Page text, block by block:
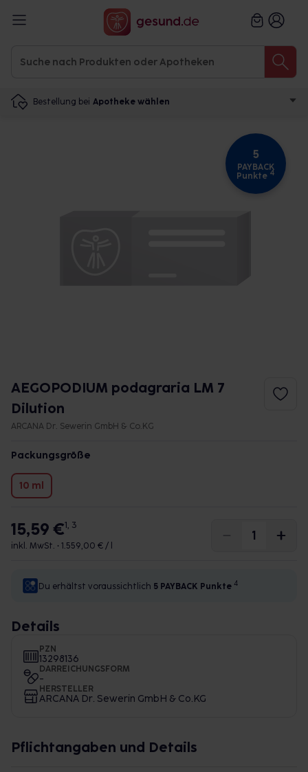
Bestellung bei Apotheke wählen
5
PAYBACK
Punkte 4
AEGOPODIUM podagraria LM 7
Dilution
ARCANA Dr. Sewerin GmbH & Co.KG
Packungsgröße
10 ml
15,59 €1, 3
inkl. MwSt. • 1.559,00 € / l
Du erhältst voraussichtlich 5 PAYBACK Punkte 4
Details
PZN
13298136
DARREICHUNGSFORM
-
HERSTELLER
ARCANA Dr. Sewerin GmbH & Co.KG
Pflichtangaben und Details